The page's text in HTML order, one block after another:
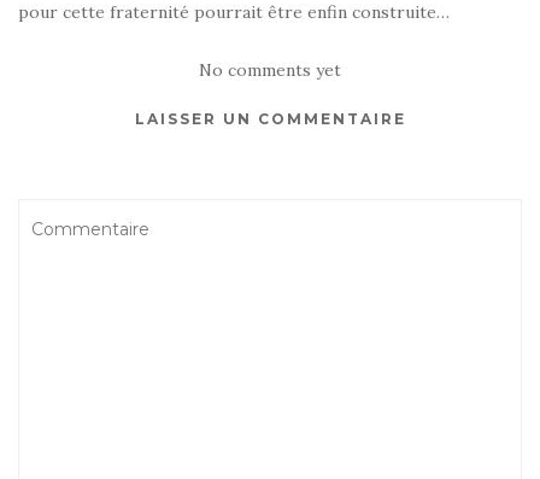
pour cette fraternité pourrait être enfin construite…
No comments yet
LAISSER UN COMMENTAIRE